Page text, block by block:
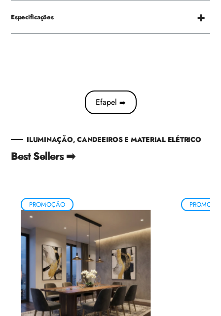
Especificações
Efapel ➡️
ILUMINAÇÃO, CANDEEIROS E MATERIAL ELÉTRICO
Best Sellers ➡️
PROMOÇÃO